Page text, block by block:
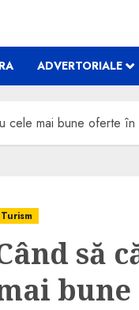
ADVERTORIALE
cele mai bune oferte în
Turism
să